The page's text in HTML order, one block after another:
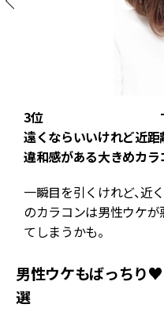
3位
遠くならいいけれど近距
違和感がある大きめカラ
一瞬目を引くけれど、近
のカラコンは男性ウケが
てしまうかも。
男性ウケもばっちり
選